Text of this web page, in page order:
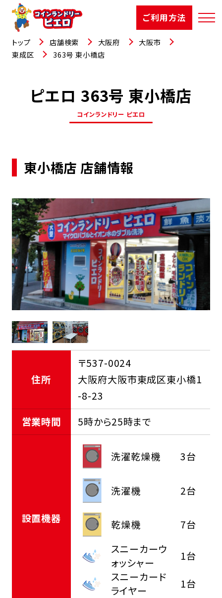
ご利用方法
店舗検索
選ばれる理由
お知らせ
お役立コラム
よくあるご質問
FCオーナー募集中
トップ 店舗検索 大阪府
大阪市
東成区
363号 東小橋店
ピエロ 363号 東小橋店
コインランドリー ピエロ
東小橋店 店舗情報
住所
〒537-0024
大阪府大阪市東成区東小橋1
-8-23
営業時間
5時から25時まで
設置機器
洗濯乾燥機 3台
洗濯機 2台
乾燥機
7台
スニーカーウ
ォッシャー
1台
スニーカード
ライヤー
1台